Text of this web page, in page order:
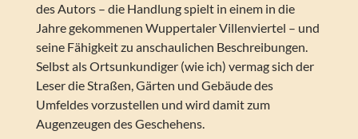
des Autors – die Handlung spielt in einem in die
Jahre gekommenen Wuppertaler Villenviertel – und
seine Fähigkeit zu anschaulichen Beschreibungen.
Selbst als Ortsunkundiger (wie ich) vermag sich der
Leser die Straßen, Gärten und Gebäude des
Umfeldes vorzustellen und wird damit zum
Augenzeugen des Geschehens.